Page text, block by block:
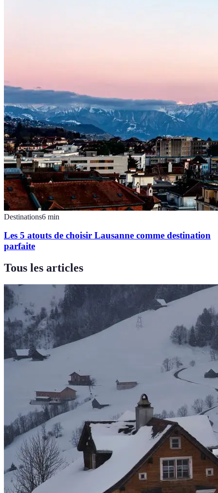
Destinations6 min
Les 5 atouts de choisir Lausanne comme destination
parfaite
Tous les articles